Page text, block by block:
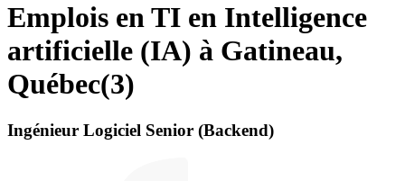
Emplois en TI en Intelligence
artificielle (IA) à Gatineau,
Québec(3)
Ingénieur Logiciel Senior (Backend)